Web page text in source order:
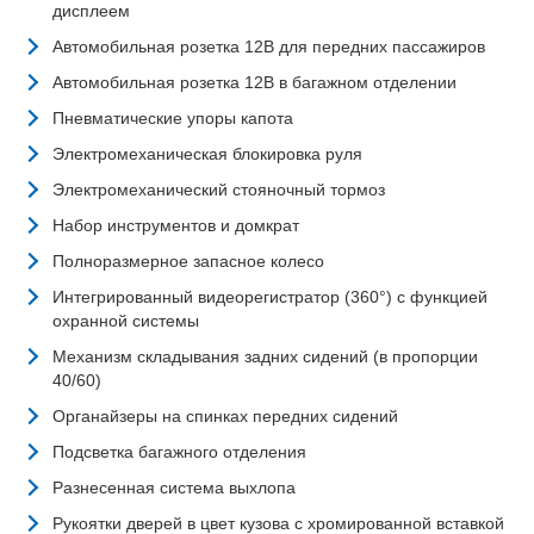
дисплеем
Автомобильная розетка 12В для передних пассажиров
Автомобильная розетка 12В в багажном отделении
Пневматические упоры капота
Электромеханическая блокировка руля
Электромеханический стояночный тормоз
Набор инструментов и домкрат
Полноразмерное запасное колесо
Интегрированный видеорегистратор (360°) с функцией
охранной системы
Механизм складывания задних сидений (в пропорции
40/60)
Органайзеры на спинках передних сидений
Подсветка багажного отделения
Разнесенная система выхлопа
Рукоятки дверей в цвет кузова с хромированной вставкой